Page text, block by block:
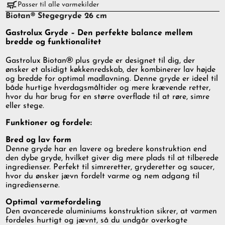
Passer til alle varmekilder
Biotan® Stegegryde 26 cm
Gastrolux Gryde – Den perfekte balance mellem
bredde og funktionalitet
Gastrolux Biotan® plus gryde er designet til dig, der
ønsker et alsidigt køkkenredskab, der kombinerer lav højde
og bredde for optimal madlavning. Denne gryde er ideel til
både hurtige hverdagsmåltider og mere krævende retter,
hvor du har brug for en større overflade til at røre, simre
eller stege.
Funktioner og fordele:
Bred og lav form
Denne gryde har en lavere og bredere konstruktion end
den dybe gryde, hvilket giver dig mere plads til at tilberede
ingredienser. Perfekt til simreretter, gryderetter og saucer,
hvor du ønsker jævn fordelt varme og nem adgang til
ingredienserne.
Optimal varmefordeling
Den avancerede aluminiums konstruktion sikrer, at varmen
fordeles hurtigt og jævnt, så du undgår overkogte